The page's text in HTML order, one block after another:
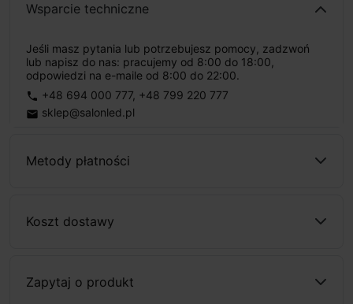
Wsparcie techniczne
Jeśli masz pytania lub potrzebujesz pomocy, zadzwoń
lub napisz do nas: pracujemy od 8:00 do 18:00,
odpowiedzi na e-maile od 8:00 do 22:00.
phone +48 694 000 777, +48 799 220 777
email sklep@salonled.pl
Metody płatności
Koszt dostawy
Zapytaj o produkt